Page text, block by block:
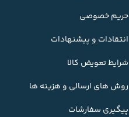
حریم خصوصی
انتقادات و پیشنهادات
شرایط تعویض کالا
روش های ارسالی و هزینه ها
پیگیری سفارشات